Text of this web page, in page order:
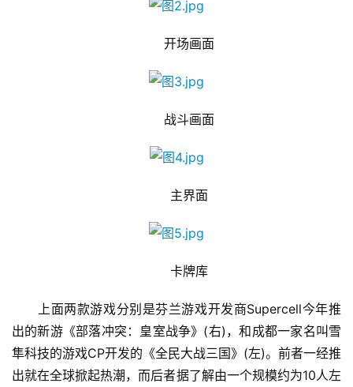
开场画面
战斗画面
主界面
卡牌库
上面两款游戏分别是芬兰游戏开发商Supercell今年推
出的新游《部落冲突：皇室战争》(右)，和成都一家名叫雪
隼科技的游戏CP开发的《全民大战三国》(左)。前者一经推
出就在全球掀起热潮，而后者据了解由一个规模约为10人左